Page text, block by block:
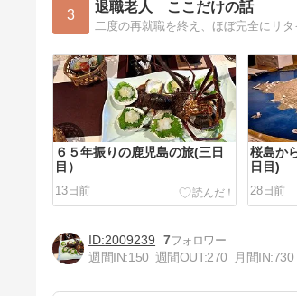
3 退職老人 ここだけの話
二度の再就職を終え、ほぼ完全にリ
６５年振りの鹿児島の旅(三日
目）
13日前
桜島か
日目)
28日前
2009239
7
週間IN:150 週間OUT:270 月間IN:730